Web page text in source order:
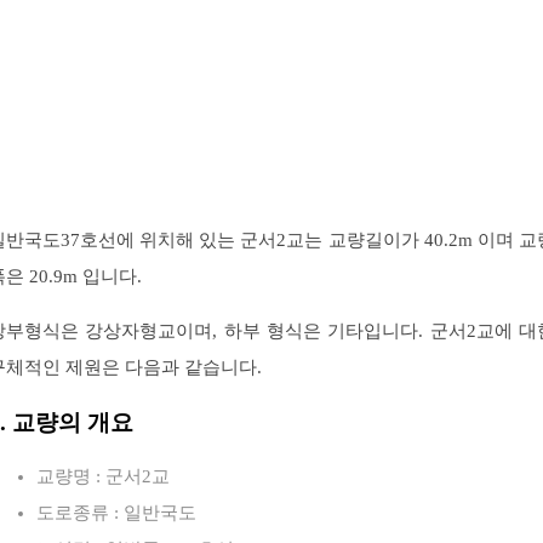
반국도37호선에 위치해 있는 군서2교는 교량길이가 40.2m 이며 교
은 20.9m 입니다.
부형식은 강상자형교이며, 하부 형식은 기타입니다. 군서2교에 대
체적인 제원은 다음과 같습니다.
교량의 개요
교량명 : 군서2교
도로종류 : 일반국도